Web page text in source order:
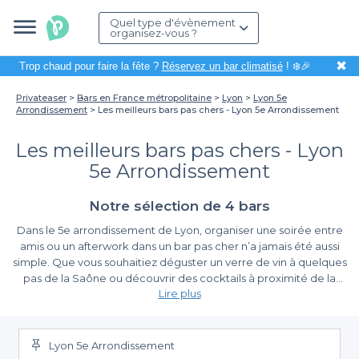
Quel type d'évènement
organisez-vous ?
Trop chaud pour faire la fête ? Réservez un bar climatisé! ❄️🎉 ✖
Privateaser Bars en France métropolitaine Lyon
Lyon 5e
Arrondissement
Les meilleurs bars pas chers - Lyon 5e Arrondissement
Les meilleurs bars pas chers - Lyon
5e Arrondissement
Notre sélection de 4 bars
Dans le 5e arrondissement de Lyon, organiser une soirée entre
amis ou un afterwork dans un bar pas cher n’a jamais été aussi
simple. Que vous souhaitiez déguster un verre de vin à quelques
pas de la Saône ou découvrir des cocktails à proximité de la
basilique de Fourvière, la diversité des bars de ce quartier
Un large choix de bars accessibles
En utilisantPrivateaser, vous accédez à un vaste choix
Lire plus
Lyon 5e Arrondissement